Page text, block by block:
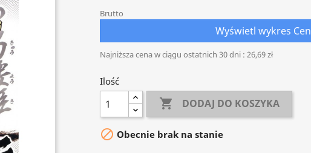
Brutto
Wyświetl wykres Cen
Najniższa cena w ciągu ostatnich 30 dni : 26,69 zł
Ilość
 DODAJ DO KOSZYKA
 Obecnie brak na stanie